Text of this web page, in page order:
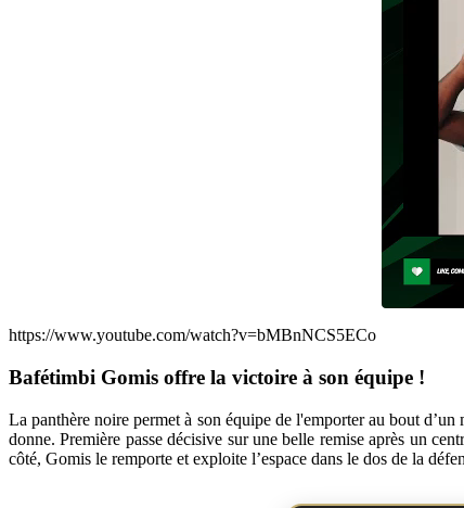
https://www.youtube.com/watch?v=bMBnNCS5ECo
Bafétimbi Gomis offre la victoire à son équipe !
La panthère noire permet à son équipe de l'emporter au bout
donne. Première passe décisive sur une belle remise après un
côté, Gomis le remporte et exploite l’espace dans le dos de la